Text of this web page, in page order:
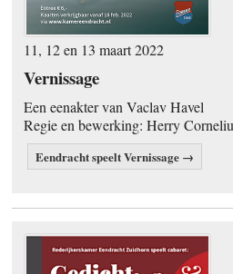
11, 12 en 13 maart 2022
Vernissage
Een eenakter van Vaclav Havel
Regie en bewerking: Herry
Eendracht speelt Vernissage →